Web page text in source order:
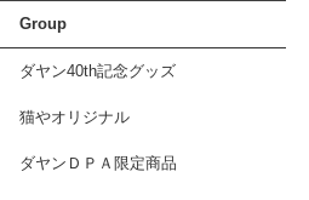
Group
ダヤン40th記念グッズ
猫やオリジナル
ダヤンＤＰＡ限定商品